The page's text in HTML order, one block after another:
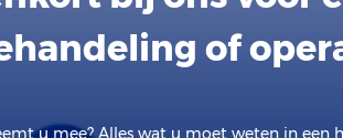
of
u mee? Alles wat u moet weten in een